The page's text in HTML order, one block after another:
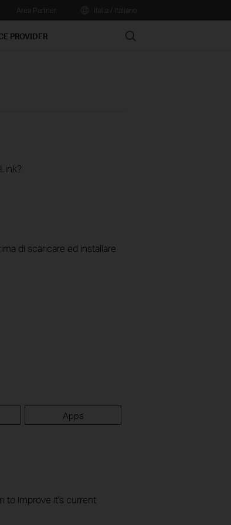
PROVIDER Search
di scaricare ed installare
Apps
to improve it's current